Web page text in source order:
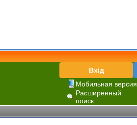
Вхід
Мобильная версия
Расширенный
поиск